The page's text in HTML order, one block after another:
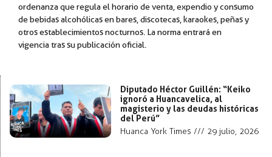
ordenanza que regula el horario de venta, expendio y consumo
de bebidas alcohólicas en bares, discotecas, karaokes, peñas y
otros establecimientos nocturnos. La norma entrará en
vigencia tras su publicación oficial.
Diputado Héctor Guillén: “Keiko
ignoró a Huancavelica, al
magisterio y las deudas históricas
del Perú”
Huanca York Times
29 julio, 2026